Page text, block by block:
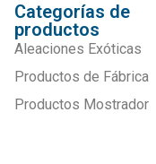
Categorías de
productos
Aleaciones Exóticas
Productos de Fábrica
Productos Mostrador